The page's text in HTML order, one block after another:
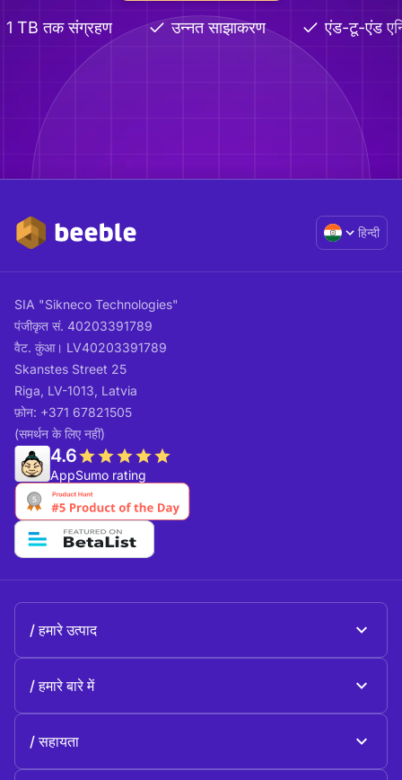
1 TB तक संग्रहण उन्नत साझाकरण एंड-टू-एंड
हिन्दी
SIA "Sikneco Technologies"
पंजीकृत सं. 40203391789
वैट. कुंआ। LV40203391789
Skanstes Street 25
Riga, LV-1013, Latvia
फ़ोन: +371 67821505
(समर्थन के लिए नहीं)
4.6
AppSumo rating
हमारे उत्पाद
हमारे बारे में
सहायता